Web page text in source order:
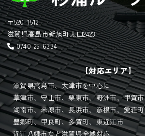
〒520-1512
滋賀県高島市新旭町太田2423
0740-25-6334
【対応エリア】
滋賀県高島市、大津市を中心に
草津市、守山市、栗東市、野洲市、甲賀市
湖南市、米原市、長浜市、彦根市、愛荘町
豊郷町、甲良町、多賀町、東近江市
近江八幡市など滋賀県全域対応